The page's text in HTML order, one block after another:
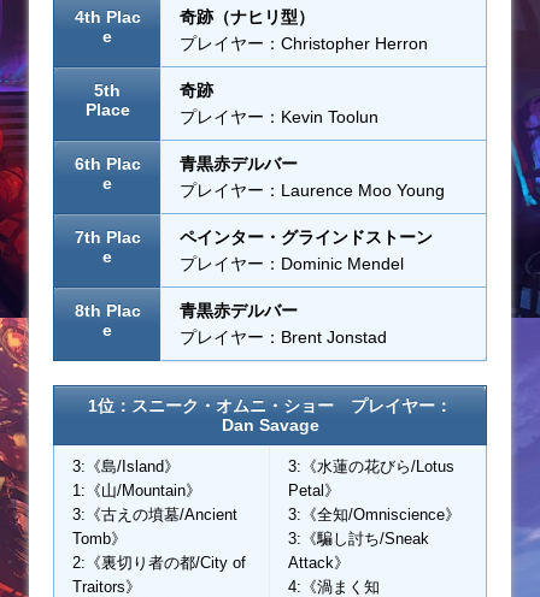
4th Plac
e
奇跡（ナヒリ型）
プレイヤー：Christopher Herron
5th
Place
奇跡
プレイヤー：Kevin Toolun
6th Plac
e
青黒赤デルバー
プレイヤー：Laurence Moo Young
7th Plac
e
ペインター・グラインドストーン
プレイヤー：Dominic Mendel
8th Plac
e
青黒赤デルバー
プレイヤー：Brent Jonstad
1位：スニーク・オムニ・ショー プレイヤー：
Dan Savage
3:《島/Island》
1:《山/Mountain》
3:《古えの墳墓/Ancient
Tomb》
2:《裏切り者の都/City of
Traitors》
3:《水蓮の花びら/Lotus
Petal》
3:《全知/Omniscience》
3:《騙し討ち/Sneak
Attack》
4:《渦まく知